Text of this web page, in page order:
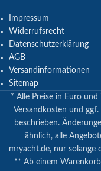
Impressum
Widerrufsrecht
Datenschutzerklärung
AGB
Versandinformationen
Sitemap
* Alle Preise in Euro
Versandkosten und
beschrieben.
ähnlich, alle
mryacht.de, nur solange
** Ab einem